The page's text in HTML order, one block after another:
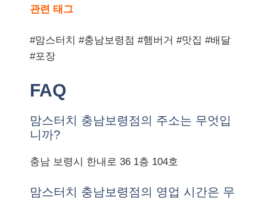
관련 태그
#맘스터치 #충남보령점 #햄버거 #맛집 #배달
#포장
FAQ
맘스터치 충남보령점의 주소는 무엇입
니까?
충남 보령시 한내로 36 1층 104호
맘스터치 충남보령점의 영업 시간은 무